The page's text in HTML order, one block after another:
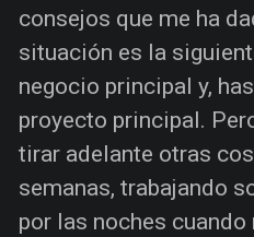
consejos que me ha
situación es la
negocio principal y,
proyecto principal.
tirar adelante otras
semanas, trabajando
por las noches